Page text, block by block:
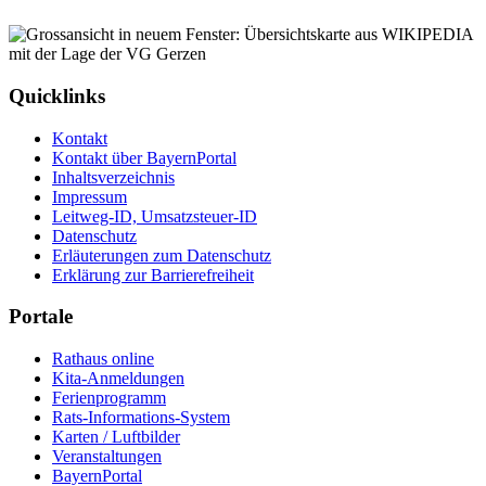
Quicklinks
Kontakt
Kontakt über BayernPortal
Inhaltsverzeichnis
Impressum
Leitweg-ID, Umsatzsteuer-ID
Datenschutz
Erläuterungen zum Datenschutz
Erklärung zur Barrierefreiheit
Portale
Rathaus online
Kita-Anmeldungen
Ferienprogramm
Rats-Informations-System
Karten / Luftbilder
Veranstaltungen
BayernPortal